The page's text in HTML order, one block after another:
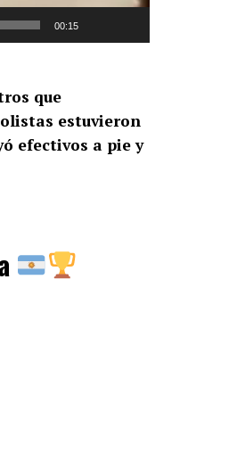
00:15
que
estuvieron
efectivos a pie y